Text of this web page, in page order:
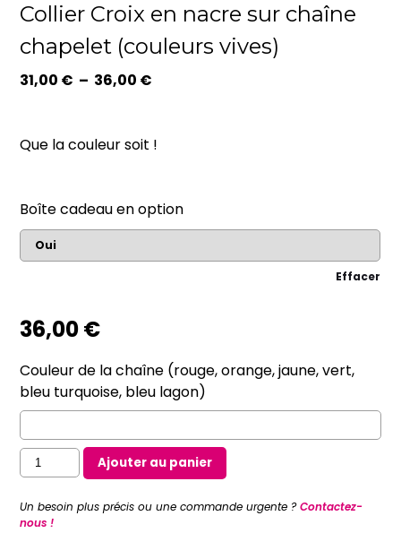
Collier Croix en nacre sur chaîne
chapelet (couleurs vives)
31,00 € – 36,00 €
31,00 €
Que la couleur soit !
Boîte cadeau en option
Effacer
36,00€
Couleur de la chaîne (rouge, orange, jaune, vert,
bleu turquoise, bleu lagon)
quantité
de
Collier
Croix
Ajouter au panier
Un besoin plus précis ou une commande urgente ?Contactez-
nous !